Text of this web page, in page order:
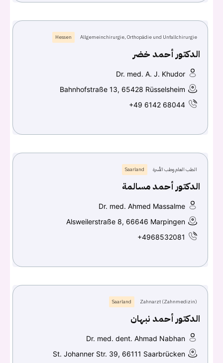
Allgemeinchirurgie, Orthopädie und Unfallchirurgie
Hessen
الدكتور أحمد خضر
Dr. med. A. J. Khudor
Bahnhofstraße 13, 65428 Rüsselsheim
+49 6142 68044
الطب العام وطب الأسرة Saarland
الدكتور أحمد مسالمة
Dr. med. Ahmed Massalme
Alsweilerstraße 8, 66646 Marpingen
+4968532081
Zahnarzt (Zahnmedizin)
Saarland
الدكتور أحمد نبهان
Dr. med. dent. Ahmad Nabhan
St. Johanner Str. 39, 66111 Saarbrücken